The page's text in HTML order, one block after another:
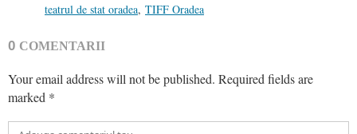
teatrul de stat oradea, TIFF Oradea
0 COMENTARII
Your email address will not be published. Required fields are
marked *